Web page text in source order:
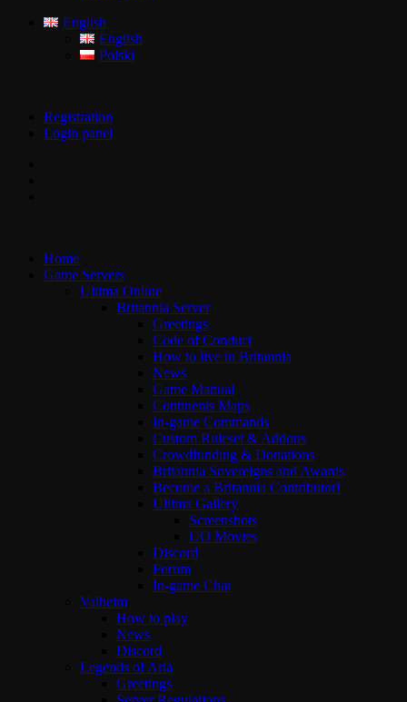
English
English
Polski
Registration
Login panel
Home
Game Servers
Ultima Online
Britannia Server
Greetings
Code of Conduct
How to live in Britannia
News
Game Manual
Continents Maps
In-game Commands
Custom Ruleset & Addons
Crowdfunding & Donations
Britannia Sovereigns and Awards
Become a Britannia Contributor!
Ultima Gallery
Screenshots
UO Movies
Discord
Forum
In-game Chat
Valheim
How to play
News
Discord
Legends of Aria
Greetings